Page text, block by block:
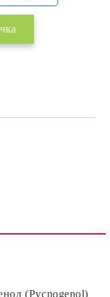
(Pycnogenol)